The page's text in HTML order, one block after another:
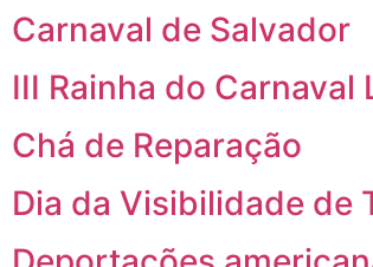
Carnaval de Salvador
III Rainha do Carnaval
Chá de Reparação
Dia da Visibilidade de